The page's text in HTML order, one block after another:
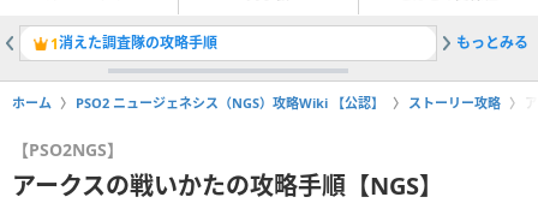
1消えた調査隊の攻略手順 2ネーム
もっとみる
ホーム PSO2 ニュージェネシス（NGS）攻略Wiki 【公認】 ストーリー攻略
【PSO2NGS】
アークスの戦いかたの攻略手順【NGS】